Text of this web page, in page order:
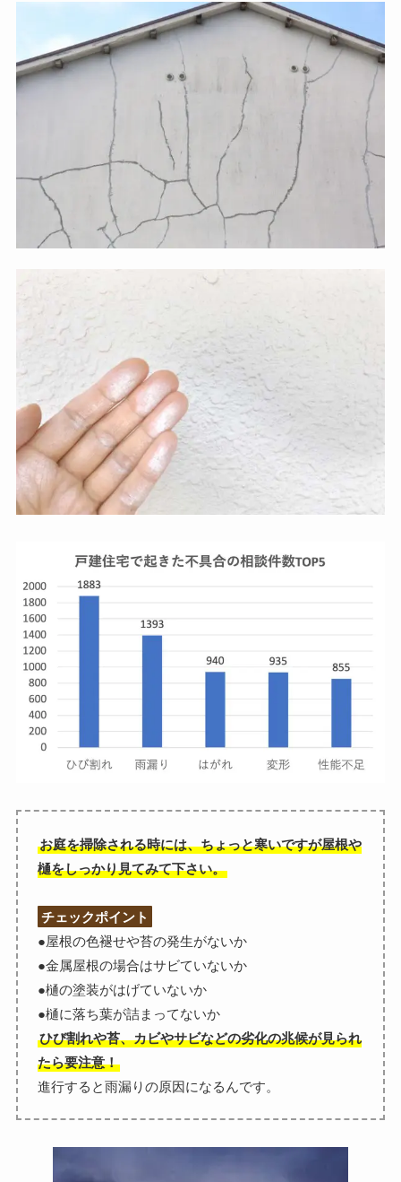
お庭を掃除される時には、ちょっと寒いですが屋根や
樋をしっかり見てみて下さい。
チェックポイント
●屋根の色褪せや苔の発生がないか
●金属屋根の場合はサビていないか
●樋の塗装がはげていないか
●樋に落ち葉が詰まってないか
ひび割れや苔、カビやサビなどの劣化の兆候が見られ
たら要注意！
進行すると雨漏りの原因になるんです。